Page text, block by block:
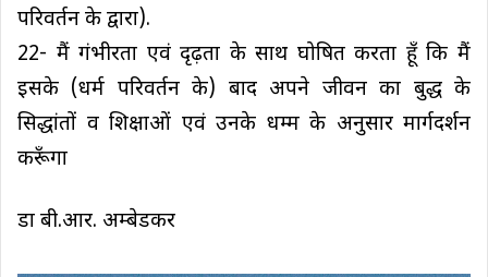
परिवर्तन के द्वारा).
22- मैं गंभीरता एवं दृढ़ता के साथ घोषित करता हूँ कि मैं
इसके (धर्म परिवर्तन के) बाद अपने जीवन का बुद्ध के
सिद्धांतों व शिक्षाओं एवं उनके धम्म के अनुसार मार्गदर्शन
करूँगा
डा बी.आर. अम्बेडकर